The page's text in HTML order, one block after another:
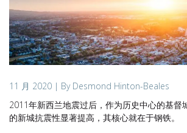
11 月 2020 | By Desmond Hinton-Beales
2011年新西兰地震过后，作为历史中心的基督
的新城抗震性显著提高，其核心就在于钢铁。